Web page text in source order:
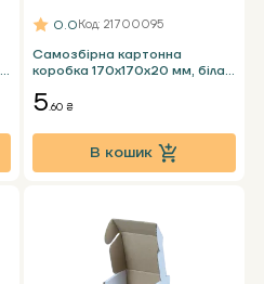
Самозбірна картонна
коробка 170x170x20 мм, біла
0.0Код: 21700095
5.60 ₴
В кошик